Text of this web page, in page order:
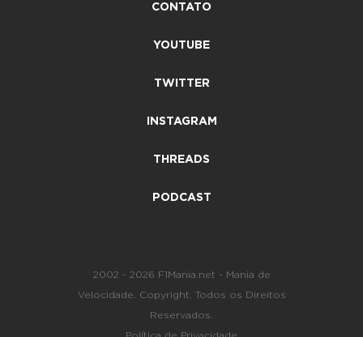
CONTATO
YOUTUBE
TWITTER
INSTAGRAM
THREADS
PODCAST
2002 - 2026 F1Mania.net - Mania de
Velocidade. Copyright. Todos os Direitos
Reservados.